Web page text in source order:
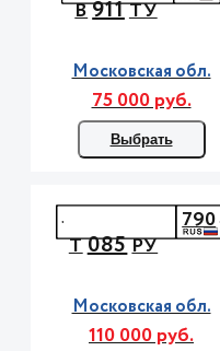
В911ТУ
Московская обл.
75 000 руб.
Выбрать
Т085РУ
790
Московская обл.
110 000 руб.